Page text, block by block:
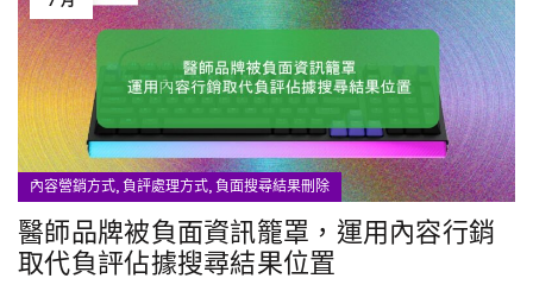
內容營銷方式, 負評處理方式, 負面搜尋結果刪除
醫師品牌被負面資訊籠罩，運用內容行銷
取代負評佔據搜尋結果位置